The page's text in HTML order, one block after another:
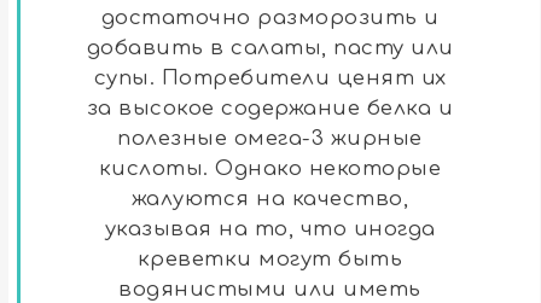
достаточно разморозить и
добавить в салаты, пасту или
супы. Потребители ценят их
за высокое содержание белка и
полезные омега-3 жирные
кислоты. Однако некоторые
жалуются на качество,
указывая на то, что иногда
креветки могут быть
водянистыми или иметь